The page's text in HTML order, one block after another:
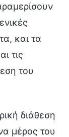
και τα
τις
του
διάθεση
μέρος του